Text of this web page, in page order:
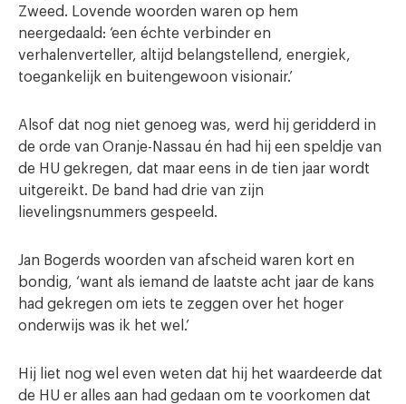
Zweed. Lovende woorden waren op hem
neergedaald: ‘een échte verbinder en
verhalenverteller, altijd belangstellend, energiek,
toegankelijk en buitengewoon visionair.’
Alsof dat nog niet genoeg was, werd hij geridderd in
de orde van Oranje-Nassau én had hij een speldje van
de HU gekregen, dat maar eens in de tien jaar wordt
uitgereikt. De band had drie van zijn
lievelingsnummers gespeeld.
Jan Bogerds woorden van afscheid waren kort en
bondig, ‘want als iemand de laatste acht jaar de kans
had gekregen om iets te zeggen over het hoger
onderwijs was ik het wel.’
Hij liet nog wel even weten dat hij het waardeerde dat
de HU er alles aan had gedaan om te voorkomen dat